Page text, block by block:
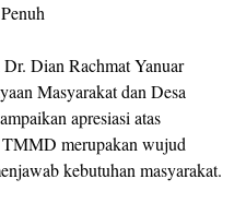
Dian Rachmat Yanuar
Masyarakat dan Desa
apresiasi atas
merupakan wujud
kebutuhan masyarakat.